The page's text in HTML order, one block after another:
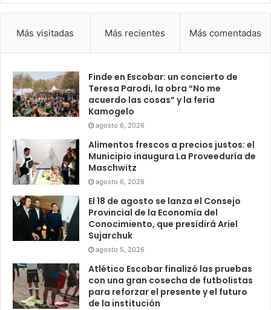
Más visitadas Más recientes Más comentadas
Finde en Escobar: un concierto de
Teresa Parodi, la obra “No me
acuerdo las cosas” y la feria
Kamogelo
agosto 6, 2026
Alimentos frescos a precios justos: el
Municipio inaugura La Proveeduría de
Maschwitz
agosto 6, 2026
El 18 de agosto se lanza el Consejo
Provincial de la Economía del
Conocimiento, que presidirá Ariel
Sujarchuk
agosto 5, 2026
Atlético Escobar finalizó las pruebas
con una gran cosecha de futbolistas
para reforzar el presente y el futuro
de la institución